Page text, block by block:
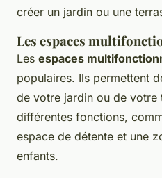
créer un jardin ou une
Les espaces
Les espaces
populaires. Ils permettent
de votre jardin ou de votre
différentes fonctions,
espace de détente et une
enfants.